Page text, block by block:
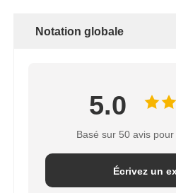
Notation globale
5.0
Basé sur 50 avis
Écrivez un